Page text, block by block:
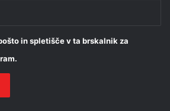
in spletišče v ta brskalnik za